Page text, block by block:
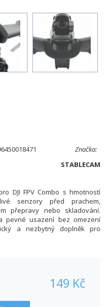
Značka:
STABLECAM
DJI FPV Combo s hmotností
senzory před prachem,
přepravy nebo skladování.
pevné usazení bez omezení
a nezbytný doplněk pro
149 Kč